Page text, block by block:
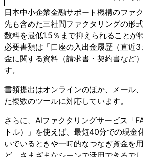
日本中小企業金融サポート機構のファ
先も含めた三社間ファクタリングの形
数料を最低1.5％まで抑えられることが
必要書類は「口座の入出金履歴（直近
金に関する資料（請求書・契約書など
す。
書類提出はオンラインのほか、メール
た複数のツールに対応しています。
さらに、AIファクタリングサービス「
トル）」を使えば、最短40分での現金
いでいるときや一時的なつなぎ資金を
ど、さまざまなシーンで活用できるでし